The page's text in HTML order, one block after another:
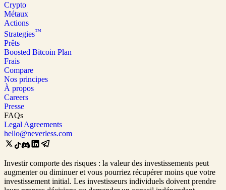
Crypto
Métaux
Actions
Strategies™
Prêts
Boosted Bitcoin Plan
Frais
Compare
Nos principes
À propos
Careers
Presse
FAQs
Legal Agreements
hello@neverless.com
Investir comporte des risques : la valeur des investissements peut
augmenter ou diminuer et vous pourriez récupérer moins que votre
investissement initial. Les investisseurs individuels doivent prendre